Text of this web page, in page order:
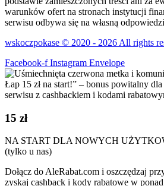
warunków ofert na stronach instytucji
serwisu odbywa się na własną
wskoczpokase © 2020 - 2026 All rights
Facebook-f Instagram Envelope
15 zł
NA START DLA NOWYCH
(tylko u nas)
Dołącz do AleRabat.com i oszczędzaj
zyskaj cashback i kody rabatowe w